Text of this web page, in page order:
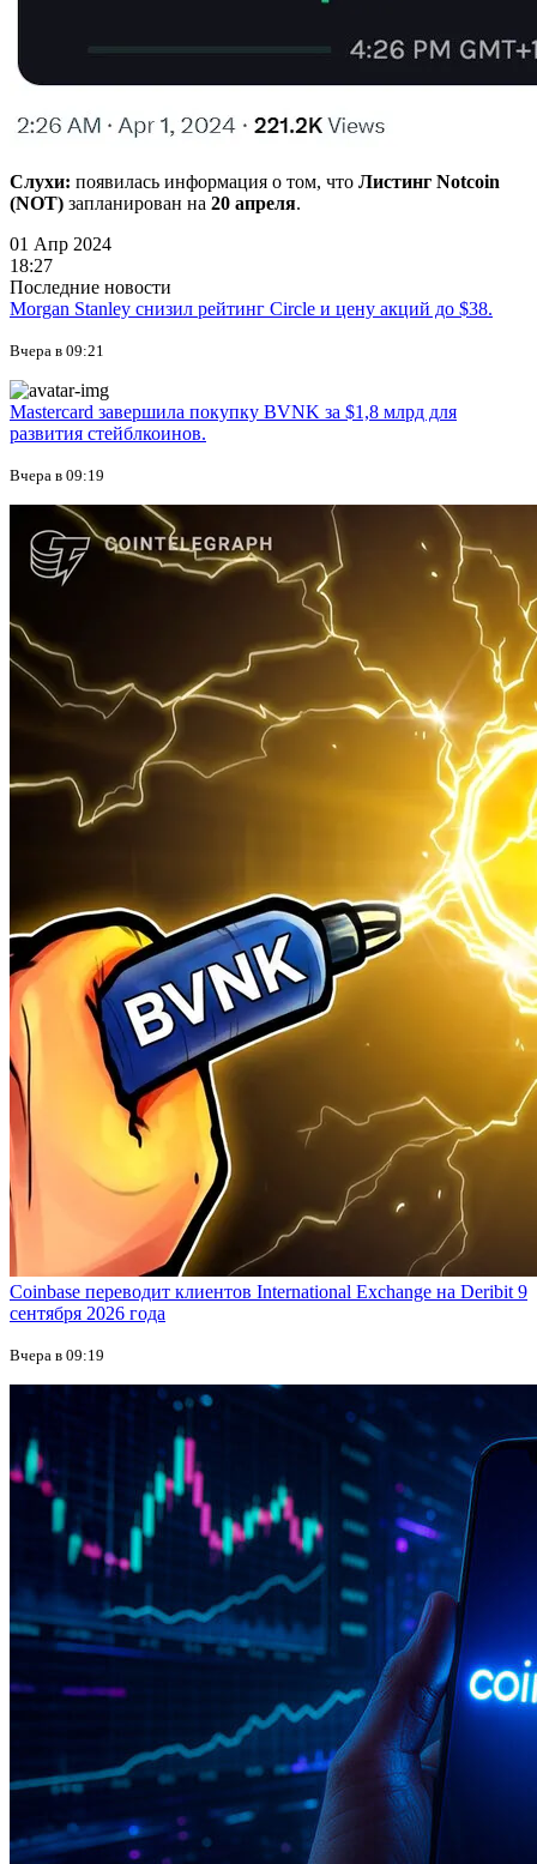
Слухи: появилась информация о том, что Листинг Notcoin
(NOT) запланирован на 20 апреля.
01 Апр 2024
18:27
Последние новости
Morgan Stanley снизил рейтинг Circle и цену акций до $38.
Вчера в 09:21
Mastercard завершила покупку BVNK за $1,8 млрд для
развития стейблкоинов.
Вчера в 09:19
Coinbase переводит клиентов International Exchange на Deribit 9
сентября 2026 года
Вчера в 09:19